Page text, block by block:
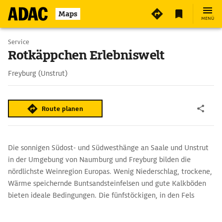
Maps MENÜ
Service
Rotkäppchen Erlebniswelt
Freyburg (Unstrut)
Route planen
Die sonnigen Südost- und Südwesthänge an Saale und Unstrut
in der Umgebung von Naumburg und Freyburg bilden die
nördlichste Weinregion Europas. Wenig Niederschlag, trockene,
Wärme speichernde Buntsandsteinfelsen und gute Kalkböden
bieten ideale Bedingungen. Die fünfstöckigen, in den Fels